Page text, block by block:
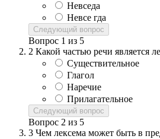
Невседа
Невсе гда
Следующий вопрос
Вопрос 1 из 5
2 Какой частью речи является
Существительное
Глагол
Наречие
Прилагательное
Следующий вопрос
Вопрос 2 из 5
3 Чем лексема может быть в